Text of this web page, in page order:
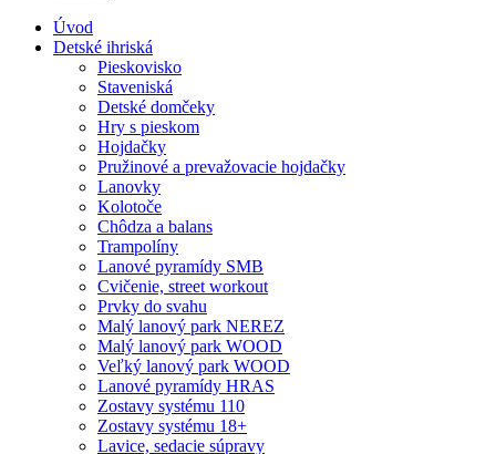
Úvod
Detské ihriská
Pieskovisko
Staveniská
Detské domčeky
Hry s pieskom
Hojdačky
Pružinové a prevažovacie hojdačky
Lanovky
Kolotoče
Chôdza a balans
Trampolíny
Lanové pyramídy SMB
Cvičenie, street workout
Prvky do svahu
Malý lanový park NEREZ
Malý lanový park WOOD
Veľký lanový park WOOD
Lanové pyramídy HRAS
Zostavy systému 110
Zostavy systému 18+
Lavice, sedacie súpravy